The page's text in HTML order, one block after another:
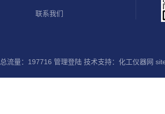
联系我们
总流量：197716 管理登陆 技术支持： 化工仪器网